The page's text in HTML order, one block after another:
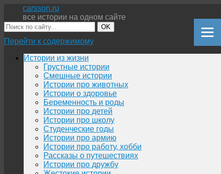
carsson.ru
все истории на одном сайте
OK
Перейти к содержимому
Истории из жизни
Грустные истории
Смешные истории
Истории про животных
Истории о здоровье
Беременность и роды
Истории про детей
Истории про школу
Студенческие годы
Истории про армию
Истории про работу, хобби
Рассказы о путешествиях
Истории про дружбу